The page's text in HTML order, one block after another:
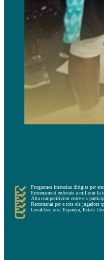
Programes intensius dirigits per
Entrenament enfocats a millorar la
Alta competitivitat entre els
Recomanat per a tots els jugadors
Localitzacions: Espanya, Estats